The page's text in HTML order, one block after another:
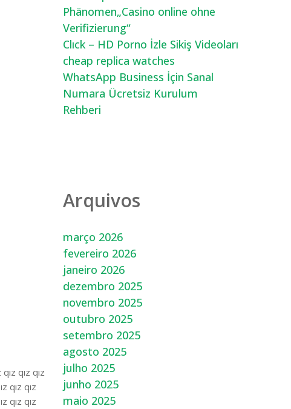
qız qız
qız qız
qız qız
Phänomen„Casino online ohne
Verifizierung“
Clıck – HD Porno İzle Sikiş Videoları
cheap replica watches
WhatsApp Business İçin Sanal
Numara Ücretsiz Kurulum
Rehberi
Arquivos
março 2026
fevereiro 2026
janeiro 2026
dezembro 2025
novembro 2025
outubro 2025
setembro 2025
agosto 2025
julho 2025
junho 2025
maio 2025